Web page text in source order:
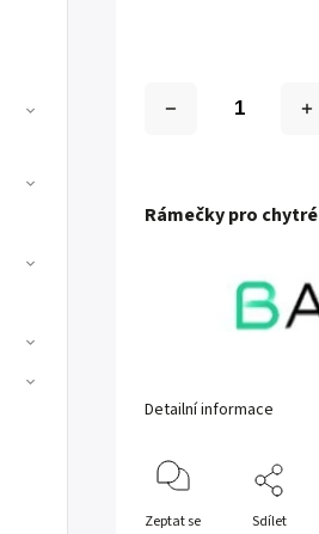
Rámečky pro
Detailní informace
Zeptat se Sdílet